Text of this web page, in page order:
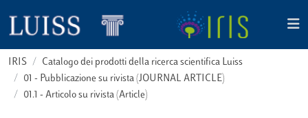
IRIS
Catalogo dei prodotti della ricerca scientifica Luiss
01 - Pubblicazione su rivista (JOURNAL ARTICLE)
01.1 - Articolo su rivista (Article)